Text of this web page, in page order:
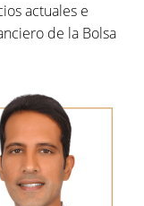
actuales e
de la Bolsa